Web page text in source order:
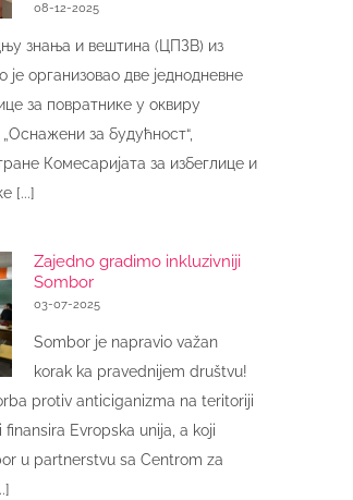
08-12-2025
знања и вештина (ЦПЗВ) из
организовао две једнодневне
за повратнике у оквиру
за будућност“,
Комесаријата за избеглице и
[...]
Zajedno gradimo inkluzivniji
Sombor
03-07-2025
Sombor je napravio važan
korak ka pravednijem društvu!
protiv anticiganizma na teritoriji
finansira Evropska unija, a koji
u partnerstvu sa Centrom za